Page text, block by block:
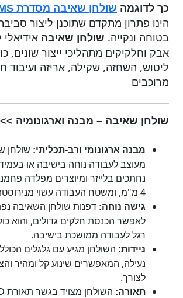
כך לדוגמה שולחן שאיבה מסדרת DD-MS
הינו פתרון מתקדם שתוכנן ליצור
בטוחה ונקייה. שולחן שאיבה
אבק וחלקיקים מתהליכי ייצור שונים,
ליטוש, השחזה, שקילה, אריזה ועיבוד
מרוכבים
שולחן שאיבה – מבנה וארגונומיה >>
מבנה ארגונומי ורב-תכליתי: שולחן
מעוצב לעבודה נוחה בישיבה או
4 מ"מ, ומשטח העבודה עשוי מנירוסטה 304.
גישה נוחה: דפנות שולחן השאיבה
לאפשר הכנסת חלקים גדולים, והוא
רגל לעבודה ממושכת בישיבה.
ניידות: השולחן מגיע עם גלגלים
נעילה, המאפשרים שינוע קל ומהיר
לצורך.
תאורה: